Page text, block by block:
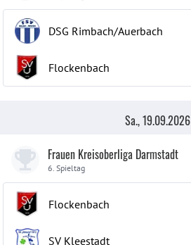
DSG Rimbach/Auerbach
Flockenbach
Sa., 19.09.2026
Frauen Kreisoberliga Darmstadt
6. Spieltag
Flockenbach
SV Kleestadt